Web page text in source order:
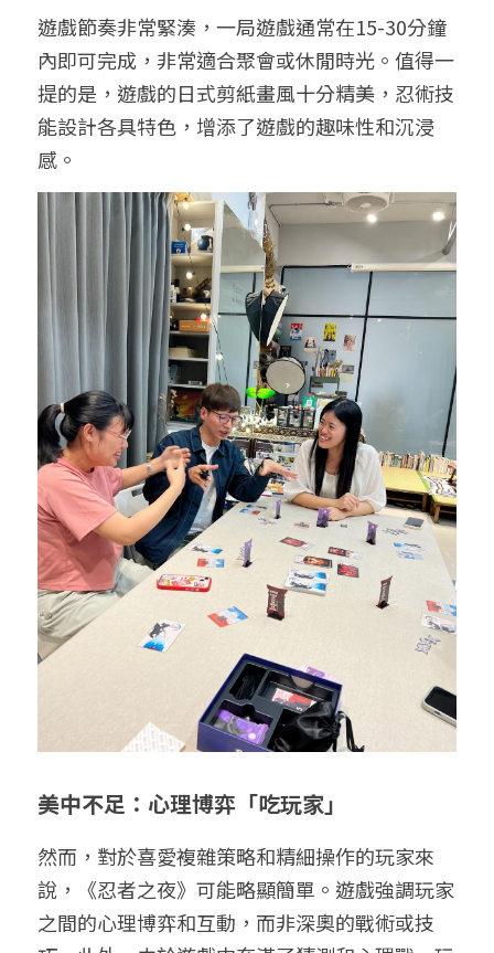
遊戲節奏非常緊湊，一局遊戲通常在15-30分鐘
內即可完成，非常適合聚會或休閒時光。值得一
提的是，遊戲的日式剪紙畫風十分精美，忍術技
能設計各具特色，增添了遊戲的趣味性和沉浸
感。
美中不足：心理博弈「吃玩家」
然而，對於喜愛複雜策略和精細操作的玩家來
說，《忍者之夜》可能略顯簡單。遊戲強調玩家
之間的心理博弈和互動，而非深奧的戰術或技